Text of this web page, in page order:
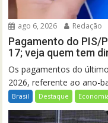
ago 6, 2026 Redação
Pagamento do PIS/
17; veja quem tem
Os pagamentos do
2026, referente ao ano-
Brasil Destaque